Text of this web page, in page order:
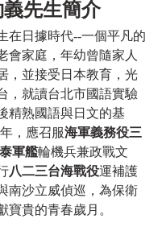
義先生簡介
在日據時代--一個平凡的
會家庭，年幼曾隨家人
，並接受日本教育，光
，就讀台北市國語實驗
精熟國語與日文的基
，應召服海軍義務役三
軍艦輪機兵兼政戰文
八二三台海戰役運補護
南沙立威偵巡，為保衛
寶貴的青春歲月。